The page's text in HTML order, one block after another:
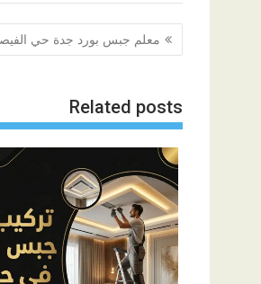
تصفّح
المقالات
معلم جبس بورد جدة حي الفيصلية
Related posts